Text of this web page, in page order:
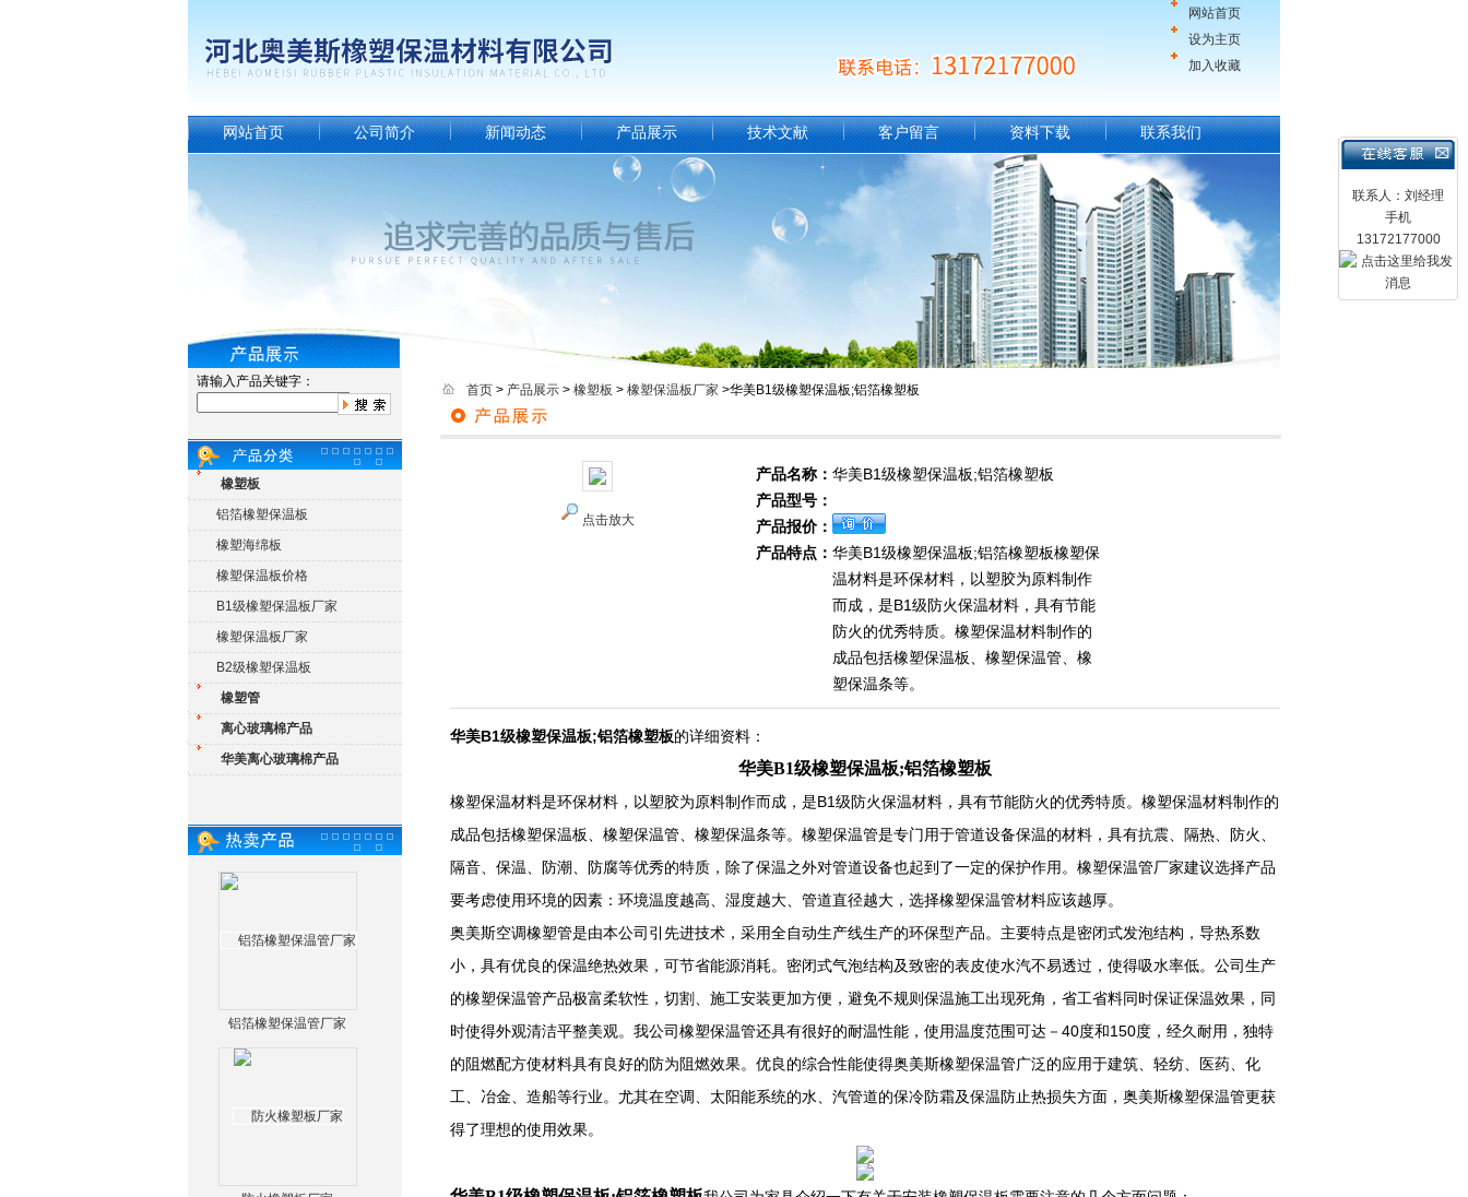
网站首页
设为主页
加入收藏
联系人：刘经理
手机
13172177000
网站首页 公司简介 新闻动态 产品展示 技术文献 客户留言 资料下载 联系我们
请输入产品关键字：
橡塑板
铝箔橡塑保温板
橡塑海绵板
橡塑保温板价格
B1级橡塑保温板厂家
橡塑保温板厂家
B2级橡塑保温板
橡塑管
离心玻璃棉产品
华美离心玻璃棉产品
铝箔橡塑保温管厂家
首页 > 产品展示 > 橡塑板 > 橡塑保温板厂家 >华美B1级橡塑保温板;铝箔橡塑板
点击放大
产品名称： 华美B1级橡塑保温板;铝箔橡塑板
产品型号：
产品报价：
产品特点： 华美B1级橡塑保温板;铝箔橡塑板橡塑保
温材料是环保材料，以塑胶为原料制作
而成，是B1级防火保温材料，具有节能
防火的优秀特质。橡塑保温材料制作的
成品包括橡塑保温板、橡塑保温管、橡
塑保温条等。
华美B1级橡塑保温板;铝箔橡塑板的详细资料：
华美B1级橡塑保温板;铝箔橡塑板
橡塑保温材料是环保材料，以塑胶为原料制作而成，是B1级防火保温材料，具有节能防火的优秀特质。橡塑保温材料制作的
成品包括橡塑保温板、橡塑保温管、橡塑保温条等。橡塑保温管是专门用于管道设备保温的材料，具有抗震、隔热、防火、
隔音、保温、防潮、防腐等优秀的特质，除了保温之外对管道设备也起到了一定的保护作用。橡塑保温管厂家建议选择产品
要考虑使用环境的因素：环境温度越高、湿度越大、管道直径越大，选择橡塑保温管材料应该越厚。
奥美斯空调橡塑管是由本公司引先进技术，采用全自动生产线生产的环保型产品。主要特点是密闭式发泡结构，导热系数
小，具有优良的保温绝热效果，可节省能源消耗。密闭式气泡结构及致密的表皮使水汽不易透过，使得吸水率低。公司生产
的橡塑保温管产品极富柔软性，切割、施工安装更加方便，避免不规则保温施工出现死角，省工省料同时保证保温效果，同
时使得外观清洁平整美观。我公司橡塑保温管还具有很好的耐温性能，使用温度范围可达－40度和150度，经久耐用，独特
的阻燃配方使材料具有良好的防为阻燃效果。优良的综合性能使得奥美斯橡塑保温管广泛的应用于建筑、轻纺、医药、化
工、冶金、造船等行业。尤其在空调、太阳能系统的水、汽管道的保冷防霜及保温防止热损失方面，奥美斯橡塑保温管更获
得了理想的使用效果。